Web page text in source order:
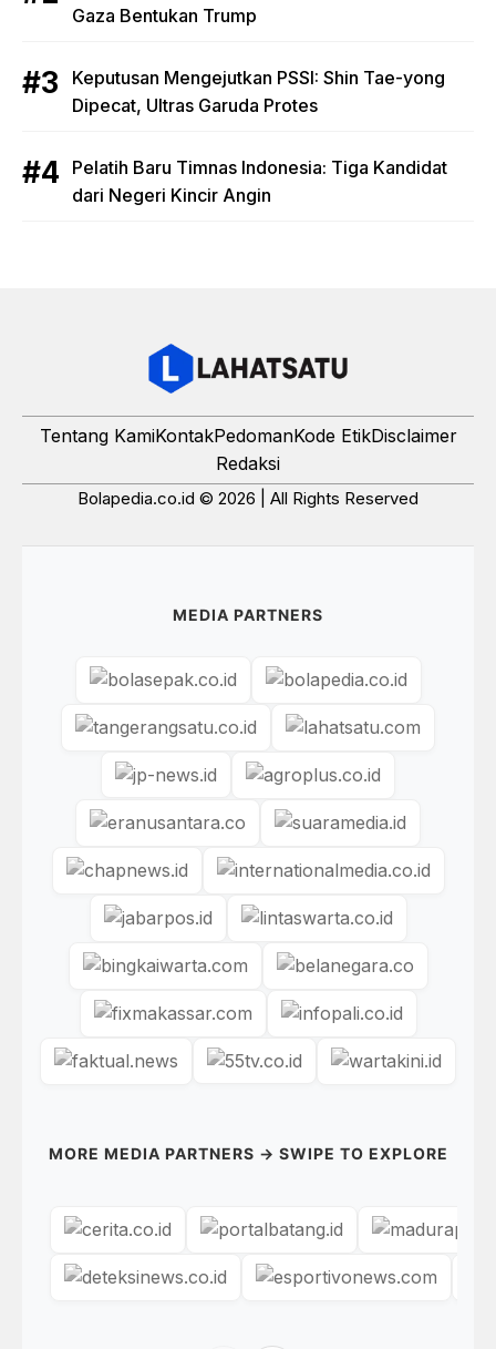
Gaza Bentukan Trump
Keputusan Mengejutkan PSSI: Shin Tae-yong
Dipecat, Ultras Garuda Protes
Pelatih Baru Timnas Indonesia: Tiga Kandidat
dari Negeri Kincir Angin
Tentang KamiKontakPedomanKode EtikDisclaimer
Redaksi
Bolapedia.co.id © 2026 | All Rights Reserved
MEDIA PARTNERS
MORE MEDIA PARTNERS → SWIPE TO EXPLORE